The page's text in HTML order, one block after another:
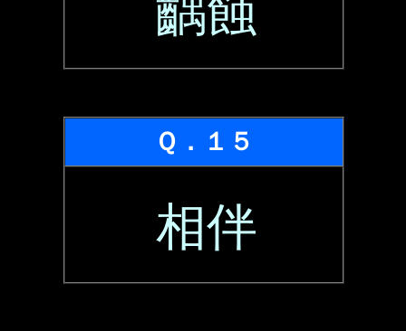
齲蝕
Ｑ．１５
相伴